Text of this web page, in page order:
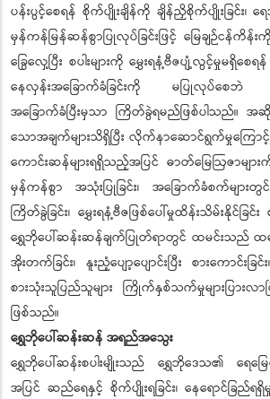
ပန်းပွင့်စေရန် စိုက်ပျိုးချိန်ကို ချိန်ညှိစိုက်ပျိုးခြင်း
မှန်ကန်မြန်ဆန်စွာပြုလုပ်ခြင်းဖြင့် မြေချဉ်ငန်ကိန်
ခြွေလှေ့ပြီး စပါးများကို မွှေးရနံ့ဗီဇပျံ့လွင့်မှုမရှိ
နေလှန်းအ‌ခြောက်ခံခြင်းကို မပြုလုပ်စေဘဲ အ
အခြောက်ခံပြီးမှသာ ကြိတ်ခွဲရမည်ဖြစ်ပါသည်။ အဆို
သောအချက်များသိရှိပြီး လိုက်နာဆောင်ရွက်မှုကြ
ကောင်းဆန်များရရှိသည့်အပြင် ဓာတ်မြေဩဇာမျာ
မှန်ကန်စွာ အသုံးပြုခြင်း၊ အခြောက်ခံစက်များ
ကြိတ်ခွဲခြင်း၊ မွှေးရနံ့ဗီဇဖြစ်ပေါ်မှုထိန်းသိမ်းနိုင်ခြင်
ရွှေဘိုပေါ်ဆန်းဆန်ချက်ပြုတ်ရာတွင် ထမင်းသည် ထမ
အိုးတက်ခြင်း၊ နူးညံ့ပျော့ပျောင်းပြီး စားကောင်းခြ
စားသုံးသူပြည်သူများ ကြိုက်နှစ်သက်မှုများပြားလာ
ဖြစ်သည်။
ရွှေဘိုပေါ်ဆန်းဆန် အရည်အသွေး
ရွှေဘိုပေါ်ဆန်းစပါးမျိုးသည် ရွှေဘိုဒေသ၏ ရေ
အပြင် ဆည်ရေနှင့် စိုက်ပျိုးရခြင်း၊ နေရောင်ခြည်ရရှိ